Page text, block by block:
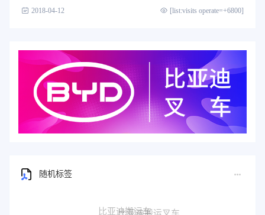
2018-04-12 [list:visits operate=+6800]
随机标签